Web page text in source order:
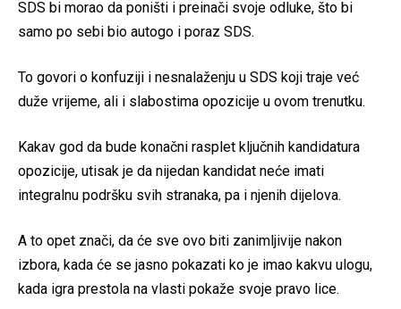
SDS bi morao da poništi i preinači svoje odluke, što bi
samo po sebi bio autogo i poraz SDS.
To govori o konfuziji i nesnalaženju u SDS koji traje već
duže vrijeme, ali i slabostima opozicije u ovom trenutku.
Kakav god da bude konačni rasplet ključnih kandidatura
opozicije, utisak je da nijedan kandidat neće imati
integralnu podršku svih stranaka, pa i njenih dijelova.
A to opet znači, da će sve ovo biti zanimljivije nakon
izbora, kada će se jasno pokazati ko je imao kakvu ulogu,
kada igra prestola na vlasti pokaže svoje pravo lice.